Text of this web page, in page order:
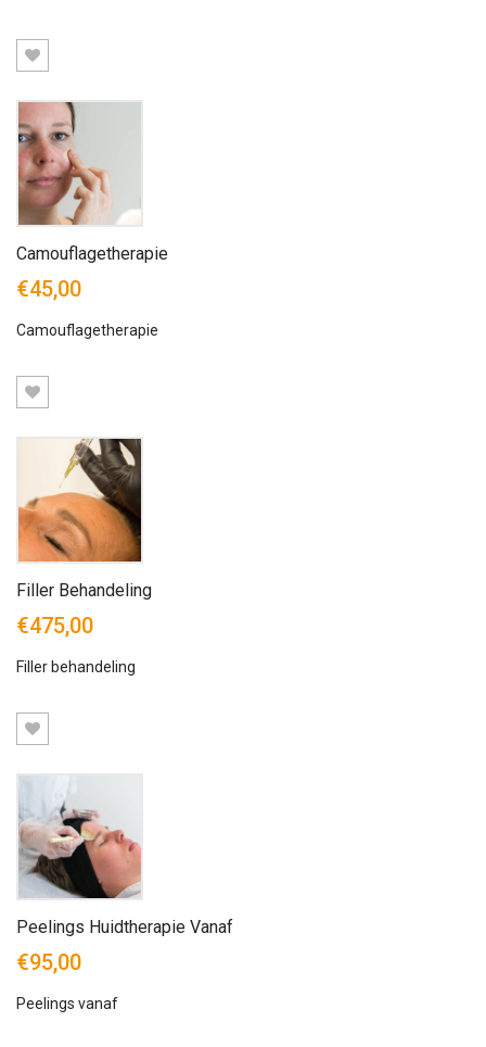
Camouflagetherapie
€45,00
Camouflagetherapie
Filler Behandeling
€475,00
Filler behandeling
Peelings Huidtherapie Vanaf
€95,00
Peelings vanaf